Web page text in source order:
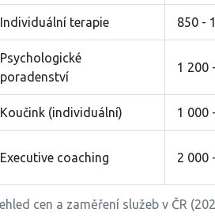
cen a zaměření služeb v ČR
Individuální terapie 850 -
Psychologické
poradenství
1 200
Koučink (individuální) 1 000
Executive coaching 2 000